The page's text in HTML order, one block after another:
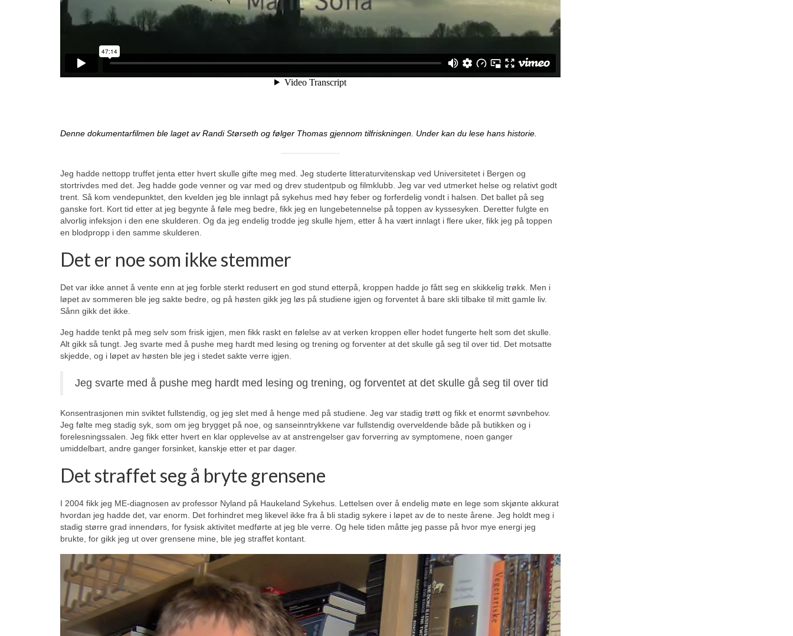
Denne dokumentarfilmen ble laget av Randi Størseth og følger Thomas gjennom tilfriskningen. Under kan du lese hans historie.
Jeg hadde nettopp truffet jenta etter hvert skulle gifte meg med. Jeg studerte litteraturvitenskap ved Universitetet i Bergen og
stortrivdes med det. Jeg hadde gode venner og var med og drev studentpub og filmklubb. Jeg var ved utmerket helse og relativt godt
trent. Så kom vendepunktet, den kvelden jeg ble innlagt på sykehus med høy feber og forferdelig vondt i halsen. Det ballet på seg
ganske fort. Kort tid etter at jeg begynte å føle meg bedre, fikk jeg en lungebetennelse på toppen av kyssesyken. Deretter fulgte en
alvorlig infeksjon i den ene skulderen. Og da jeg endelig trodde jeg skulle hjem, etter å ha vært innlagt i flere uker, fikk jeg på toppen
en blodpropp i den samme skulderen.
Det er noe som ikke stemmer
Det var ikke annet å vente enn at jeg forble sterkt redusert en god stund etterpå, kroppen hadde jo fått seg en skikkelig trøkk. Men i
løpet av sommeren ble jeg sakte bedre, og på høsten gikk jeg løs på studiene igjen og forventet å bare skli tilbake til mitt gamle liv.
Sånn gikk det ikke.
Jeg hadde tenkt på meg selv som frisk igjen, men fikk raskt en følelse av at verken kroppen eller hodet fungerte helt som det skulle.
Alt gikk så tungt. Jeg svarte med å pushe meg hardt med lesing og trening og forventer at det skulle gå seg til over tid. Det motsatte
skjedde, og i løpet av høsten ble jeg i stedet sakte verre igjen.
Jeg svarte med å pushe meg hardt med lesing og trening, og forventet at det skulle gå seg til over tid
Konsentrasjonen min sviktet fullstendig, og jeg slet med å henge med på studiene. Jeg var stadig trøtt og fikk et enormt søvnbehov.
Jeg følte meg stadig syk, som om jeg brygget på noe, og sanseinntrykkene var fullstendig overveldende både på butikken og i
forelesningssalen. Jeg fikk etter hvert en klar opplevelse av at anstrengelser gav forverring av symptomene, noen ganger
umiddelbart, andre ganger forsinket, kanskje etter et par dager.
Det straffet seg å bryte grensene
I 2004 fikk jeg ME-diagnosen av professor Nyland på Haukeland Sykehus. Lettelsen over å endelig møte en lege som skjønte akkurat
hvordan jeg hadde det, var enorm. Det forhindret meg likevel ikke fra å bli stadig sykere i løpet av de to neste årene. Jeg holdt meg i
stadig større grad innendørs, for fysisk aktivitet medførte at jeg ble verre. Og hele tiden måtte jeg passe på hvor mye energi jeg
brukte, for gikk jeg ut over grensene mine, ble jeg straffet kontant.